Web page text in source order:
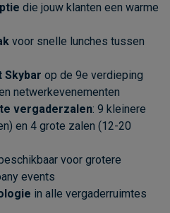
die jouw klanten een warme
voor snelle lunches tussen
Skybar op de 9e verdieping
netwerkevenementen
vergaderzalen: 9 kleinere
en 4 grote zalen (12-20
voor grotere
events
in alle vergaderruimtes